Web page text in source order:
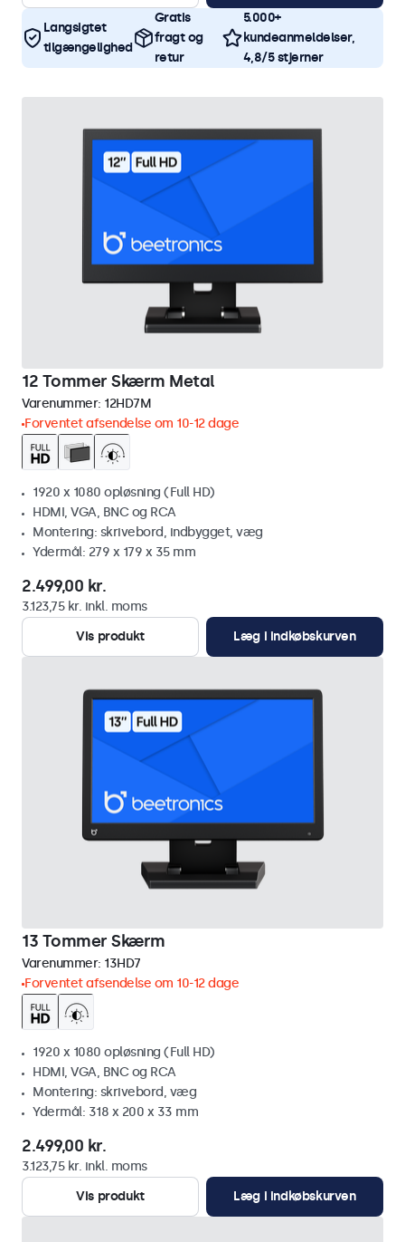
Langsigtet
tilgængelighed
Gratis
fragt og
retur
5.000+
kundeanmeldelser,
4,8/5 stjerner
12 Tommer Skærm Metal
Varenummer: 12HD7M
Forventet afsendelse om 10-12 dage
1920 x 1080 opløsning (Full HD)
HDMI, VGA, BNC og RCA
Montering: skrivebord, indbygget, væg
Ydermål: 279 x 179 x 35 mm
2.499,00 kr.
3.123,75 kr. inkl. moms
Vis produkt
Læg i indkøbskurven
13 Tommer Skærm
Varenummer: 13HD7
Forventet afsendelse om 10-12 dage
1920 x 1080 opløsning (Full HD)
HDMI, VGA, BNC og RCA
Montering: skrivebord, væg
Ydermål: 318 x 200 x 33 mm
2.499,00 kr.
3.123,75 kr. inkl. moms
Vis produkt
Læg i indkøbskurven